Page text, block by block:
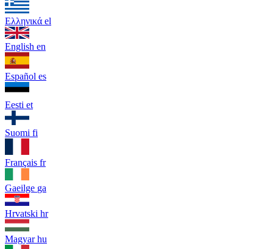
Ελληνικά el
English en
Español es
Eesti et
Suomi fi
Français fr
Gaeilge ga
Hrvatski hr
Magyar hu